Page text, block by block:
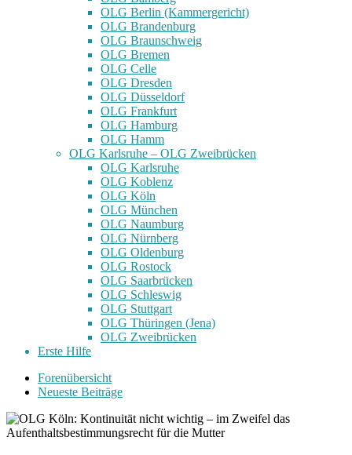
OLG Berlin (Kammergericht)
OLG Brandenburg
OLG Braunschweig
OLG Bremen
OLG Celle
OLG Dresden
OLG Düsseldorf
OLG Frankfurt
OLG Hamburg
OLG Hamm
OLG Karlsruhe – OLG Zweibrücken
OLG Karlsruhe
OLG Koblenz
OLG Köln
OLG München
OLG Naumburg
OLG Nürnberg
OLG Oldenburg
OLG Rostock
OLG Saarbrücken
OLG Schleswig
OLG Stuttgart
OLG Thüringen (Jena)
OLG Zweibrücken
Erste Hilfe
Forenübersicht
Neueste Beiträge